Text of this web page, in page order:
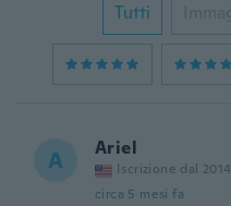
Tutti
A Ariel
Iscrizione dal 2014
circa 5 mesi fa